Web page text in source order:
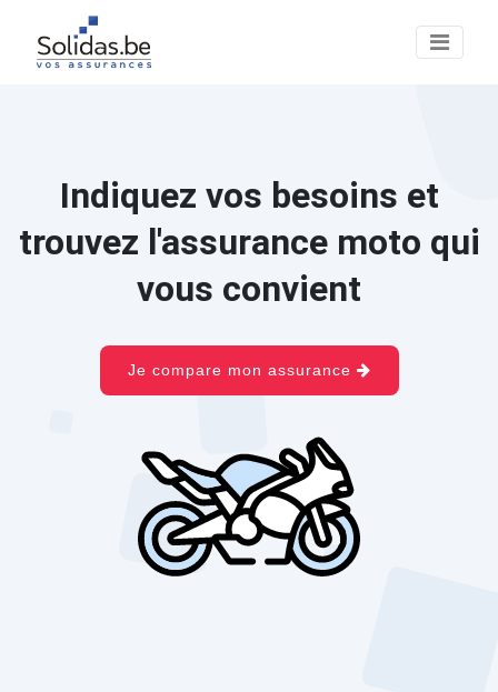
Indiquez vos besoins et
trouvez l'assurance moto qui
vous convient
Je compare mon assurance